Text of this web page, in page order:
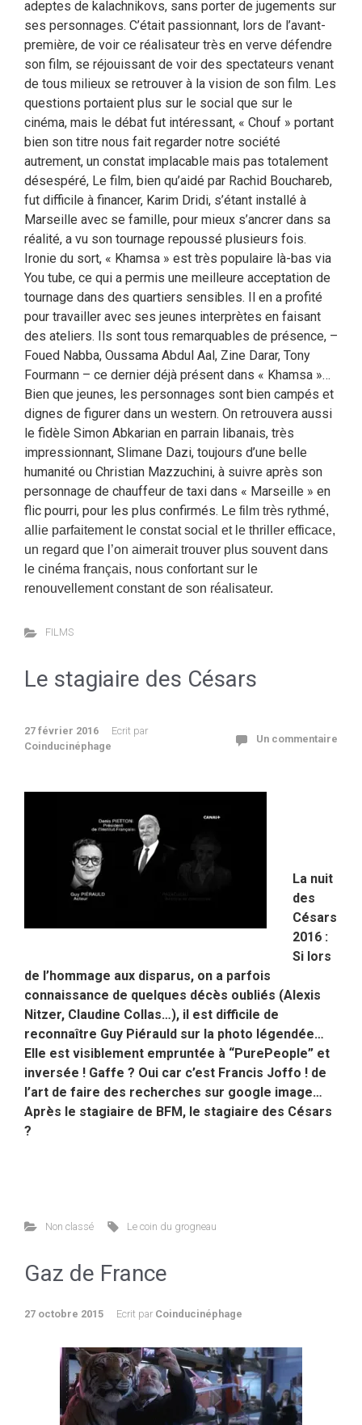
adeptes de kalachnikovs, sans porter de jugements sur
ses personnages. C’était passionnant, lors de l’avant-
première, de voir ce réalisateur très en verve défendre
son film, se réjouissant de voir des spectateurs venant
de tous milieux se retrouver à la vision de son film. Les
questions portaient plus sur le social que sur le
cinéma, mais le débat fut intéressant, « Chouf » portant
bien son titre nous fait regarder notre société
autrement, un constat implacable mais pas totalement
désespéré, Le film, bien qu’aidé par Rachid Bouchareb,
fut difficile à financer, Karim Dridi, s’étant installé à
Marseille avec se famille, pour mieux s’ancrer dans sa
réalité, a vu son tournage repoussé plusieurs fois.
Ironie du sort, « Khamsa » est très populaire là-bas via
You tube, ce qui a permis une meilleure acceptation de
tournage dans des quartiers sensibles. Il en a profité
pour travailler avec ses jeunes interprètes en faisant
des ateliers. Ils sont tous remarquables de présence, –
Foued Nabba, Oussama Abdul Aal, Zine Darar, Tony
Fourmann – ce dernier déjà présent dans « Khamsa »…
Bien que jeunes, les personnages sont bien campés et
dignes de figurer dans un western. On retrouvera aussi
le fidèle Simon Abkarian en parrain libanais, très
impressionnant, Slimane Dazi, toujours d’une belle
humanité ou Christian Mazzuchini, à suivre après son
personnage de chauffeur de taxi dans « Marseille » en
flic pourri, pour les plus confirmés. Le film très rythmé,
allie parfaitement le constat social et le thriller efficace,
un regard que l’on aimerait trouver plus souvent dans
le cinéma français, nous confortant sur le
renouvellement constant de son réalisateur.
FILMS
Le stagiaire des Césars
27 février 2016
Ecrit par
Coinducinéphage
Un commentaire
La nuit
des
Césars
2016 :
Si lors
de l’hommage aux disparus, on a parfois
connaissance de quelques décès oubliés (Alexis
Nitzer, Claudine Collas…), il est difficile de
reconnaître Guy Piérauld sur la photo légendée…
Elle est visiblement empruntée à “PurePeople” et
inversée ! Gaffe ? Oui car c’est Francis Joffo ! de
l’art de faire des recherches sur google image…
Après le stagiaire de BFM, le stagiaire des Césars
?
Non classé Le coin du grogneau
Gaz de France
27 octobre 2015 Ecrit par Coinducinéphage